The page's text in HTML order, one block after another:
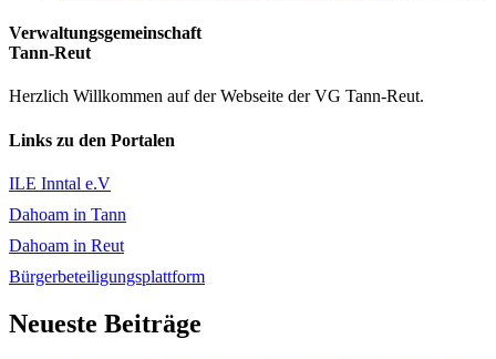
Verwaltungsgemeinschaft
Tann-Reut
Herzlich Willkommen auf der Webseite der VG Tann-Reut.
Links zu den Portalen
ILE Inntal e.V
Dahoam in Tann
Dahoam in Reut
Bürgerbeteiligungsplattform
Neueste Beiträge